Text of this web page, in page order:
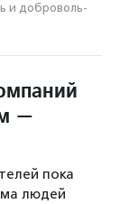
и доброволь­
—
пока
людей